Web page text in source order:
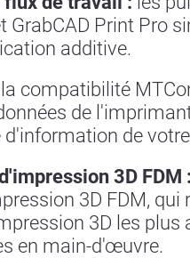
GrabCAD Print Pro
additive.
la compatibilité
de
de
3D FDM :
3D FDM, qui
3D les plus
en main-d'œuvre.